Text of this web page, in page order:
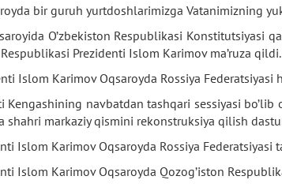
bir guruh yurtdoshlarimizga Vatanimizning
saroyida O’zbekiston Respublikasi
Prezidenti Islom Karimov ma’ruza qildi.
Islom Karimov Oqsaroyda Rossiya
navbatdan tashqari sessiyasi bo’lib
shahri markaziy qismini rekonstruksiya qilish
Islom Karimov Oqsaroyda Rossiya
Islom Karimov Oqsaroyda Qozog’iston